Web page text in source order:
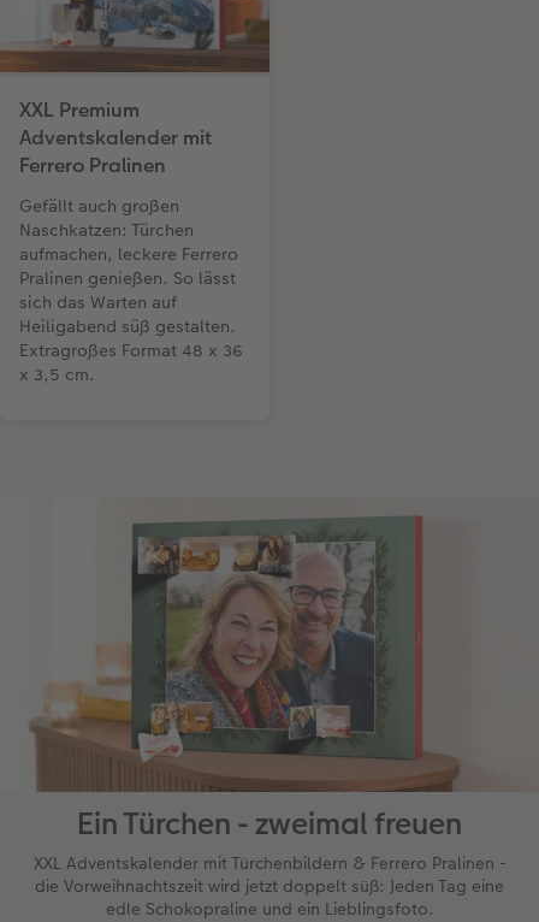
XXL Premium
Adventskalender mit
Ferrero Pralinen
Gefällt auch großen
Naschkatzen: Türchen
aufmachen, leckere Ferrero
Pralinen genießen. So lässt
sich das Warten auf
Heiligabend süß gestalten.
Extragroßes Format 48 x 36
x 3,5 cm.
Ein Türchen - zweimal freuen
XXL Adventskalender mit Türchenbildern & Ferrero Pralinen -
die Vorweihnachtszeit wird jetzt doppelt süß: Jeden Tag eine
edle Schokopraline und ein Lieblingsfoto.